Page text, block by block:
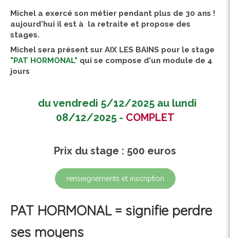
Michel a exercé son métier pendant plus de 30 ans !
aujourd'hui il est à la retraite et propose des
stages.
Michel sera présent sur AIX LES BAINS pour le stage
"PAT HORMONAL" qui se compose d'un module de 4
jours
du vendredi 5/12/2025 au lundi
08/12/2025 - COMPLET
Prix du stage : 500 euros
renseignements et inscription
PAT HORMONAL = signifie perdre
ses moyens